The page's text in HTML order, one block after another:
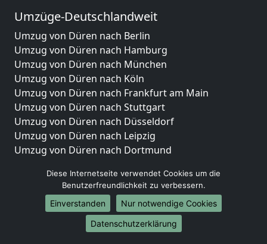
Umzüge-Deutschlandweit
Umzug von Düren nach Berlin
Umzug von Düren nach Hamburg
Umzug von Düren nach München
Umzug von Düren nach Köln
Umzug von Düren nach Frankfurt am Main
Umzug von Düren nach Stuttgart
Umzug von Düren nach Düsseldorf
Umzug von Düren nach Leipzig
Umzug von Düren nach Dortmund
Umzug von Düren nach Bremen
Umzug von Düren nach Dresden
Umzug von Düren nach Hannover
Umzug von Düren nach Nürnberg
Umzug von Düren nach Duisburg
Diese Internetseite verwendet Cookies um die
Benutzerfreundlichkeit zu verbessern.
Einverstanden
Nur notwendige Cookies
Datenschutzerklärung